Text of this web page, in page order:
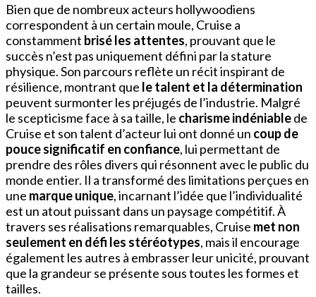
Bien que de nombreux acteurs hollywoodiens
correspondent à un certain moule, Cruise a
constamment brisé les attentes, prouvant que le
succès n’est pas uniquement défini par la stature
physique. Son parcours reflète un récit inspirant de
résilience, montrant que le talent et la détermination
peuvent surmonter les préjugés de l’industrie. Malgré
le scepticisme face à sa taille, le charisme indéniablede
Cruise et son talent d’acteur lui ont donné un coup de
pouce significatif en confiance, lui permettant de
prendre des rôles divers qui résonnent avec le public du
monde entier. Il a transformé des limitations perçues en
une marque unique, incarnant l’idée que l’individualité
est un atout puissant dans un paysage compétitif. À
travers ses réalisations remarquables, Cruise met non
seulement en défi les stéréotypes, mais il encourage
également les autres à embrasser leur unicité, prouvant
que la grandeur se présente sous toutes les formes et
tailles.